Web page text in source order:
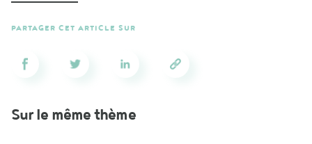
PARTAGER CET ARTICLE SUR
Sur le même thème